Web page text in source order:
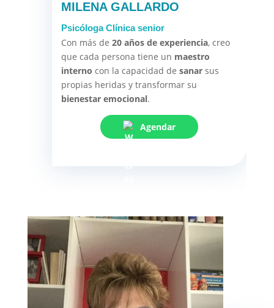
MILENA GALLARDO
Psicóloga Clínica senior
Con más de 20 años de experiencia, creo
que cada persona tiene un maestro
interno con la capacidad de sanarsus
propias heridas y transformar su
bienestar emocional.
Agendar